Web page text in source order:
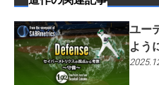
ユー
よう